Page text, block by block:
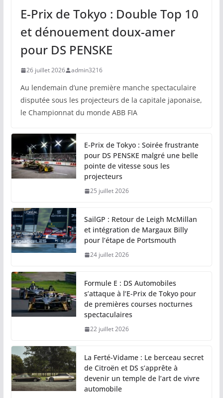
E-Prix de Tokyo : Double Top 10
et dénouement doux-amer
pour DS PENSKE
26 juillet 2026 admin3216
Au lendemain d’une première manche spectaculaire
disputée sous les projecteurs de la capitale japonaise,
le Championnat du monde ABB FIA
E-Prix de Tokyo : Soirée frustrante
pour DS PENSKE malgré une belle
pointe de vitesse sous les
projecteurs
25 juillet 2026
SailGP : Retour de Leigh McMillan
et intégration de Margaux Billy
pour l’étape de Portsmouth
24 juillet 2026
Formule E : DS Automobiles
s’attaque à l’E-Prix de Tokyo pour
de premières courses nocturnes
spectaculaires
22 juillet 2026
La Ferté-Vidame : Le berceau secret
de Citroën et DS s’apprête à
devenir un temple de l’art de vivre
automobile